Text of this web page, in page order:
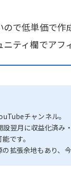
で低単価で作
ティ欄でアフ
チャンネル。
翌月に収益化済み・
です。
拡張余地もあり、